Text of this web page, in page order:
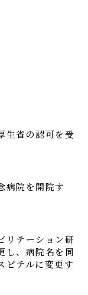
生省の認可を受
病院を開院す
リテーション研
し、病院名を同
ピテルに変更す